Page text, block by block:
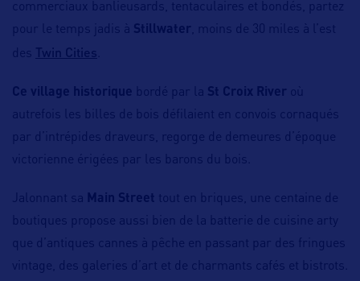
commerciaux banlieusards, tentaculaires et bondés, partez
pour le temps jadis à Stillwater , moins de 30 miles à l’est
des Twin Cities
Ce village historique bordé par la St Croix River où
autrefois les billes de bois défilaient en convois cornaqués
par d’intrépides draveurs, regorge de demeures d’époque
victorienne érigées par les barons du bois.
Jalonnant sa Main Street
tout en briques, une centaine de
boutiques propose aussi bien de la batterie de cuisine arty
que d’antiques cannes à pêche en passant par des fringues
vintage, des galeries d’art et de charmants cafés et bistrots.